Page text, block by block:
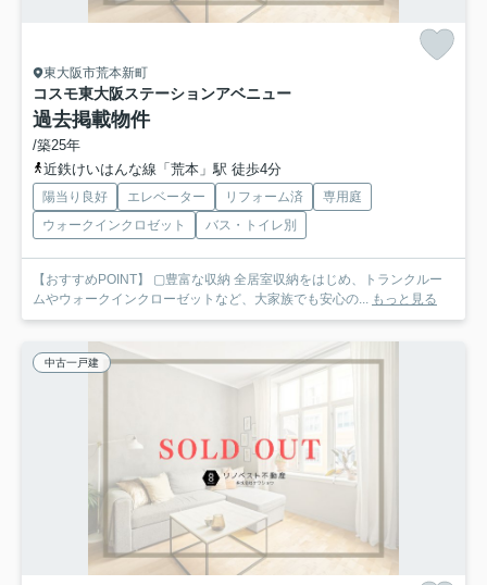
東大阪市荒本新町
コスモ東大阪ステーションアベニュー
過去掲載物件
/築25年
近鉄けいはんな線「荒本」駅 徒歩4分
陽当り良好 エレベーター リフォーム済
専用庭
ウォークインクロゼット
バス・トイレ別
【おすすめPOINT】 ▢豊富な収納 全居室収納をはじめ、トランクルー
ムやウォークインクローゼットなど、大家族でも安心の... もっと見る
中古一戸建